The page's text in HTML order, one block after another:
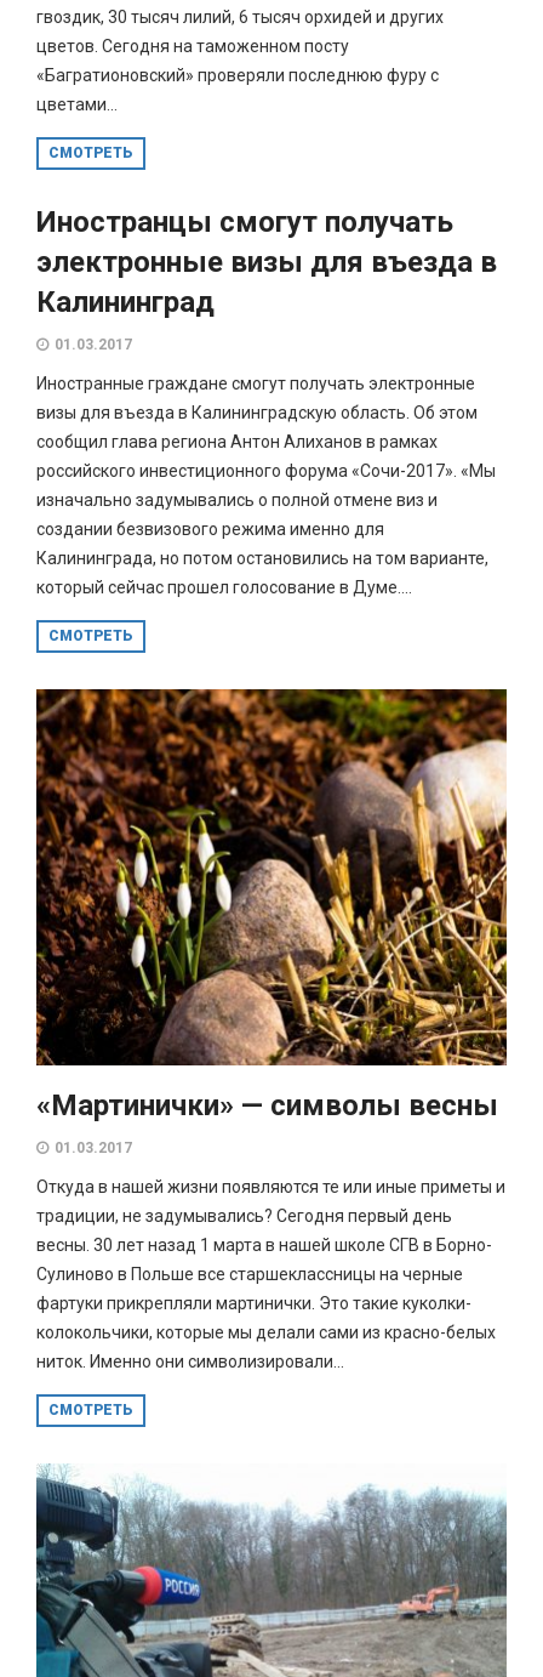
гвоздик, 30 тысяч лилий, 6 тысяч орхидей и других
цветов. Сегодня на таможенном посту
«Багратионовский» проверяли последнюю фуру с
цветами...
СМОТРЕТЬ
Иностранцы смогут получать
электронные визы для въезда в
Калининград
01.03.2017
Иностранные граждане смогут получать электронные
визы для въезда в Калининградскую область. Об этом
сообщил глава региона Антон Алиханов в рамках
российского инвестиционного форума «Сочи-2017». «Мы
изначально задумывались о полной отмене виз и
создании безвизового режима именно для
Калининграда, но потом остановились на том варианте,
который сейчас прошел голосование в Думе....
СМОТРЕТЬ
«Мартинички» — символы весны
01.03.2017
Откуда в нашей жизни появляются те или иные приметы и
традиции, не задумывались? Сегодня первый день
весны. 30 лет назад 1 марта в нашей школе СГВ в Борно-
Сулиново в Польше все старшеклассницы на черные
фартуки прикрепляли мартинички. Это такие куколки-
колокольчики, которые мы делали сами из красно-белых
ниток. Именно они символизировали...
СМОТРЕТЬ